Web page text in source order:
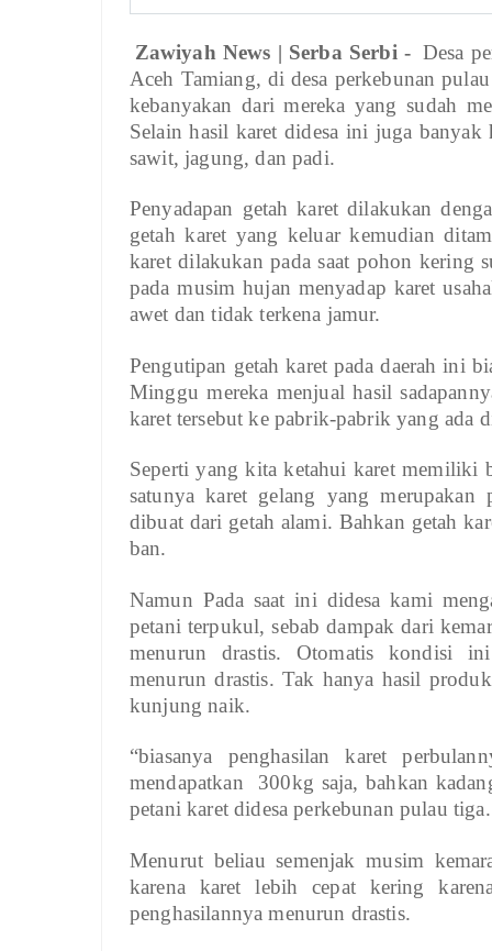
Zawiyah News | Serba Serbi - Desa
Aceh Tamiang, di desa perkebunan
kebanyakan dari mereka yang sudah
Selain hasil karet didesa ini juga
sawit, jagung, dan padi.
Penyadapan getah karet dilakukan
getah karet yang keluar kemudian
karet dilakukan pada saat pohon kering
pada musim hujan menyadap karet
awet dan tidak terkena jamur.
Pengutipan getah karet pada daerah ini
Minggu mereka menjual hasil
karet tersebut ke pabrik-pabrik yang ada
Seperti yang kita ketahui karet memiliki
satunya karet gelang yang
dibuat dari getah alami. Bahkan getah
ban.
Namun Pada saat ini didesa kami
petani terpukul, sebab dampak dari
menurun drastis. Otomatis kondisi ini
menurun drastis. Tak hanya hasil
kunjung naik.
“biasanya penghasilan karet
mendapatkan 300kg saja, bahkan
petani karet didesa perkebunan pulau tiga.
Menurut beliau semenjak musim
karena karet lebih cepat kering
penghasilannya menurun drastis.